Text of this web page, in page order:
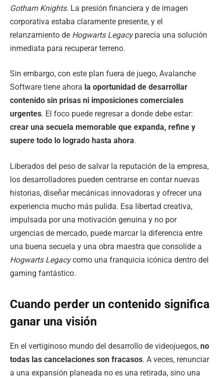
Gotham Knights. La presión financiera y de imagen
corporativa estaba claramente presente, y el
relanzamiento de Hogwarts Legacyparecía una solución
inmediata para recuperar terreno.
Sin embargo, con este plan fuera de juego, Avalanche
Software tiene ahora la oportunidad de desarrollar
contenido sin prisas ni imposiciones comerciales
urgentes. El foco puede regresar a donde debe estar:
crear una secuela memorable que expanda, refine y
supere todo lo logrado hasta ahora.
Liberados del peso de salvar la reputación de la empresa,
los desarrolladores pueden centrarse en contar nuevas
historias, diseñar mecánicas innovadoras y ofrecer una
experiencia mucho más pulida. Esa libertad creativa,
impulsada por una motivación genuina y no por
urgencias de mercado, puede marcar la diferencia entre
una buena secuela y una obra maestra que consolide a
Hogwarts Legacycomo una franquicia icónica dentro del
gaming fantástico.
Cuando perder un contenido significa
ganar una visión
En el vertiginoso mundo del desarrollo de videojuegos, no
todas las cancelaciones son fracasos. A veces, renunciar
a una expansión planeada no es una retirada, sino una